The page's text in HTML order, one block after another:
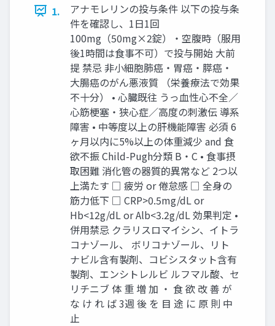
1.
アナモレリンの投与条件 以下の投与条
件を確認し、1日1回
100mg（50mg×2錠）・空腹時（服用
後1時間は食事不可）で投与開始 大前
提 禁忌 非小細胞肺癌・胃癌・膵癌・
大腸癌のがん悪液質 （栄養療法で効果
不十分） • 心臓既往 うっ血性心不全／
心筋梗塞・狭心症／高度の刺激伝 導系
障害 • 中等度以上の肝機能障害 必須 6
ヶ月以内に5%以上の体重減少 and 食
欲不振 Child-Pugh分類 B・C • 食事摂
取困難 消化管の器質的異常など 2つ以
上満たす □ 疲労 or 倦怠感 □ 全身の
筋力低下 □ CRP>0.5mg/dL or
Hb<12g/dL or Alb<3.2g/dL 効果判定 •
併用禁忌 クラリスロマイシン、イトラ
コナゾール、 ボリコナゾール、リト
ナビル含有製剤、コビシスタット含有
製剤、エンシトレルビ ルフマル酸、セ
リチニブ 体 重 増 加 ・ 食 欲 改 善 が
な け れ ば 3週 後 を 目 途 に 原 則 中
止